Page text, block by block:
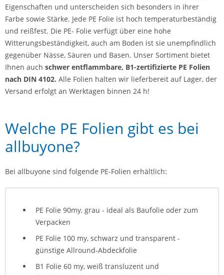
Eigenschaften und unterscheiden sich besonders in ihrer
Farbe sowie Stärke. Jede PE Folie ist hoch temperaturbeständig
und reißfest. Die PE- Folie verfügt über eine hohe
Witterungsbeständigkeit, auch am Boden ist sie unempfindlich
gegenüber Nässe, Säuren und Basen. Unser Sortiment bietet
Ihnen auch schwer entflammbare, B1-zertifizierte PE Folien
nach DIN 4102. Alle Folien halten wir lieferbereit auf Lager, der
Versand erfolgt an Werktagen binnen 24 h!
Welche PE Folien gibt es bei
allbuyone?
Bei allbuyone sind folgende PE-Folien erhältlich:
PE Folie 90my, grau - ideal als Baufolie oder zum
Verpacken
PE Folie 100 my, schwarz und transparent -
günstige Allround-Abdeckfolie
B1 Folie 60 my, weiß transluzent und